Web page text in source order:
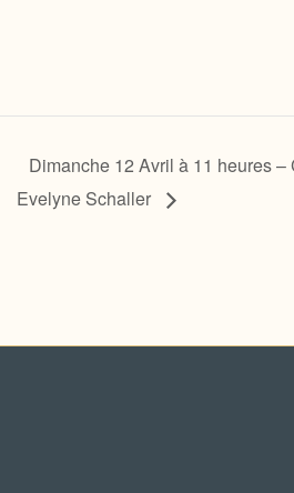
Dimanche 12 Avril à 11 heures
Evelyne Schaller